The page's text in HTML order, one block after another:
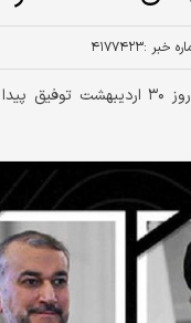
خبر :۴۱۷۷۴۲۳
رئیس ستاد بزرگداشت شهدای خدمت